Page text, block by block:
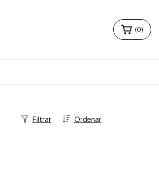
(0)
Ordenar
Filtrar